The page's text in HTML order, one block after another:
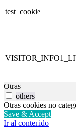
test_cookie
Otras
others
Otras cookies no
Save & Accept
Ir al contenido